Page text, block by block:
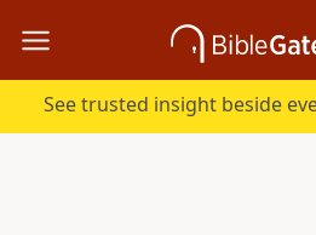
See trusted insight beside